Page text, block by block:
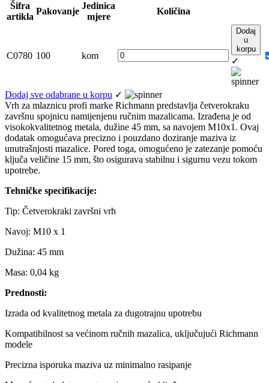
Šifra
artikla
Pakovanje
Jedinica
mjere
Količina
C0780 100 kom
Dodaj
u
korpu
✓
Dodaj sve odabrane u korpu ✓
Vrh za mlaznicu profi marke Richmann predstavlja četverokraku
završnu spojnicu namijenjenu ručnim mazalicama. Izrađena je od
visokokvalitetnog metala, dužine 45 mm, sa navojem M10x1. Ovaj
dodatak omogućava precizno i pouzdano doziranje maziva iz
unutrašnjosti mazalice. Pored toga, omogućeno je zatezanje pomoću
ključa veličine 15 mm, što osigurava stabilnu i sigurnu vezu tokom
upotrebe.
Tehničke specifikacije:
Tip: Četverokraki završni vrh
Navoj: M10 x 1
Dužina: 45 mm
Masa: 0,04 kg
Prednosti:
Izrada od kvalitetnog metala za dugotrajnu upotrebu
Kompatibilnost sa većinom ručnih mazalica, uključujući Richmann
modele
Precizna isporuka maziva uz minimalno rasipanje